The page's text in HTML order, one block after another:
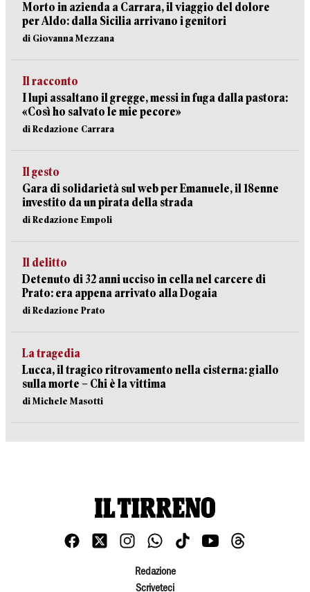
Morto in azienda a Carrara, il viaggio del dolore
per Aldo: dalla Sicilia arrivano i genitori
di Giovanna Mezzana
Il racconto
I lupi assaltano il gregge, messi in fuga dalla pastora:
«Così ho salvato le mie pecore»
di Redazione Carrara
Il gesto
Gara di solidarietà sul web per Emanuele, il 18enne
investito da un pirata della strada
di Redazione Empoli
Il delitto
Detenuto di 32 anni ucciso in cella nel carcere di
Prato: era appena arrivato alla Dogaia
di Redazione Prato
La tragedia
Lucca, il tragico ritrovamento nella cisterna: giallo
sulla morte – Chi è la vittima
di Michele Masotti
Redazione
Scriveteci